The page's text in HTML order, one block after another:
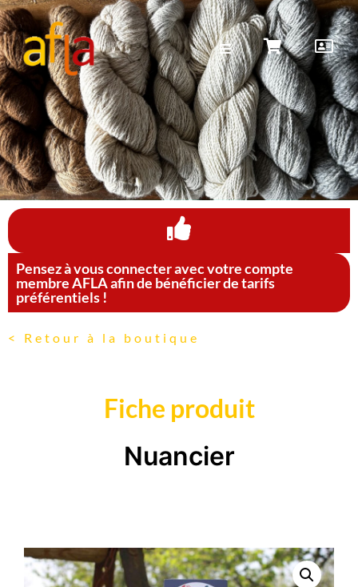
Pensez à vous connecter avec votre compte
membre AFLA afin de bénéficier de tarifs
préférentiels !
< Retour à la boutique
Fiche produit
Nuancier